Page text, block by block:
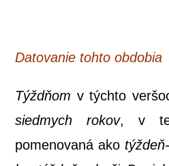
Dato­va­nie toh­to obdobia
Týžd­ňom v tých­to
sied­mych rokov, v
pome­no­va­ná ako